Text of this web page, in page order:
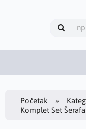
Početak
Komplet Set